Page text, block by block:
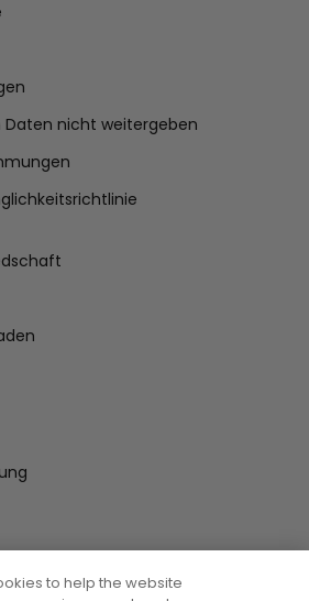
Daten nicht weitergeben
to help the website